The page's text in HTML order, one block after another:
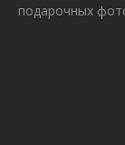
подарочных